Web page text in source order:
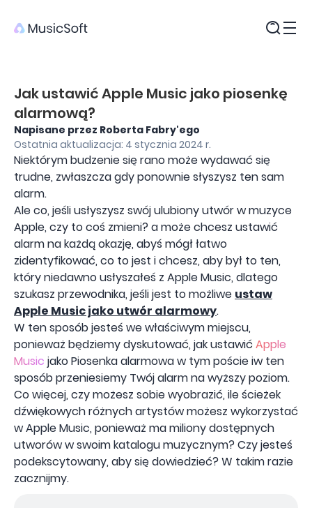
Jak ustawić Apple Music jako piosenkę
alarmową?
Napisane przez Roberta Fabry'ego
Ostatnia aktualizacja: 4 stycznia 2024 r.
Niektórym budzenie się rano może wydawać się
trudne, zwłaszcza gdy ponownie słyszysz ten sam
alarm.
Ale co, jeśli usłyszysz swój ulubiony utwór w muzyce
Apple, czy to coś zmieni? a może chcesz ustawić
alarm na każdą okazję, abyś mógł łatwo
zidentyfikować, co to jest i chcesz, aby był to ten,
który niedawno usłyszałeś z Apple Music, dlatego
szukasz przewodnika, jeśli jest to możliwe ustaw
Apple Music jako utwór alarmowy.
W ten sposób jesteś we właściwym miejscu,
ponieważ będziemy dyskutować, jak ustawić Apple
Music jako Piosenka alarmowa w tym poście iw ten
sposób przeniesiemy Twój alarm na wyższy poziom.
Co więcej, czy możesz sobie wyobrazić, ile ścieżek
dźwiękowych różnych artystów możesz wykorzystać
w Apple Music, ponieważ ma miliony dostępnych
utworów w swoim katalogu muzycznym? Czy jesteś
podekscytowany, aby się dowiedzieć? W takim razie
zacznijmy.